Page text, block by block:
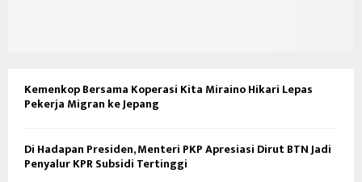
Kemenkop Bersama Koperasi Kita Miraino Hikari Lepas
Pekerja Migran ke Jepang
Di Hadapan Presiden, Menteri PKP Apresiasi Dirut BTN Jadi
Penyalur KPR Subsidi Tertinggi